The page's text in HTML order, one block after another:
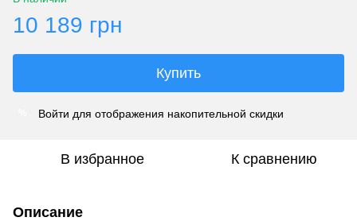
10 189 грн
Купить
Войти для отображения накопительной скидки
В избранное К сравнению
Описание